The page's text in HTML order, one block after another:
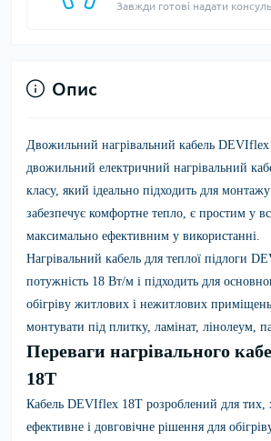
Завжди готові надати
Опис
Двожильний нагрівальний кабель
двожильний електричний нагрівальний
класу, який ідеально підходить для
забезпечує комфортне тепло, є простим у
максимально ефективним у використанні.
Нагрівальний кабель для теплої підлоги
потужність 18 Вт/м і підходить для
обігріву житлових і нежитлових
монтувати під плитку, ламінат, лінолеум,
Переваги нагрівального
18T
Кабель DEVIflex 18T розроблений для тих,
ефективне і довговічне рішення для